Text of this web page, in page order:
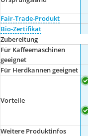
Fair-Trade-Produkt
Bio-Zertifikat
Zubereitung
Für Kaffeemaschinen
geeignet
Für Herdkannen geeignet
Vorteile
Weitere Produktinfos